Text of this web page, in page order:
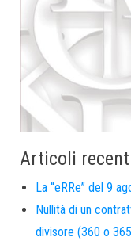
Articoli
La “eRRe” del 9
Nullità di un
divisore (360 o